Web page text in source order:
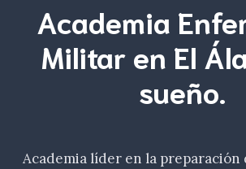
Academia
Militar en El
sueño.
Academia líder en la preparación